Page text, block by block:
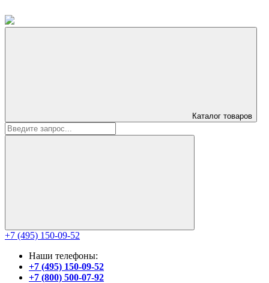
Каталог товаров
+7 (495) 150-09-52
Наши телефоны:
+7 (495) 150-09-52
+7 (800) 500-07-92